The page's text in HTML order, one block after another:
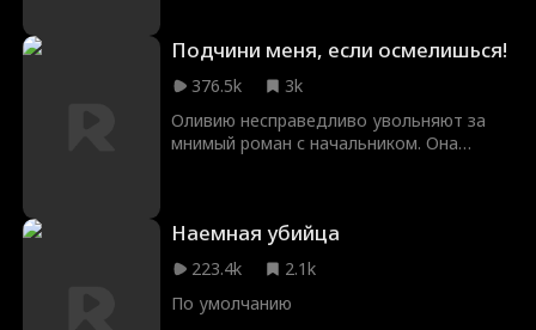
Подчини меня, если осмелишься!
376.5k
3k
Оливию несправедливо увольняют за
мнимый роман с начальником. Она
прошлую ночь! Оливия хочет уйти, но
Тео предлагает пари: он уверен, что
заставит ее влюбиться, а она клянется
устоять. Как долго Оливия сможет
Наемная убийца
223.4k
2.1k
По умолчанию